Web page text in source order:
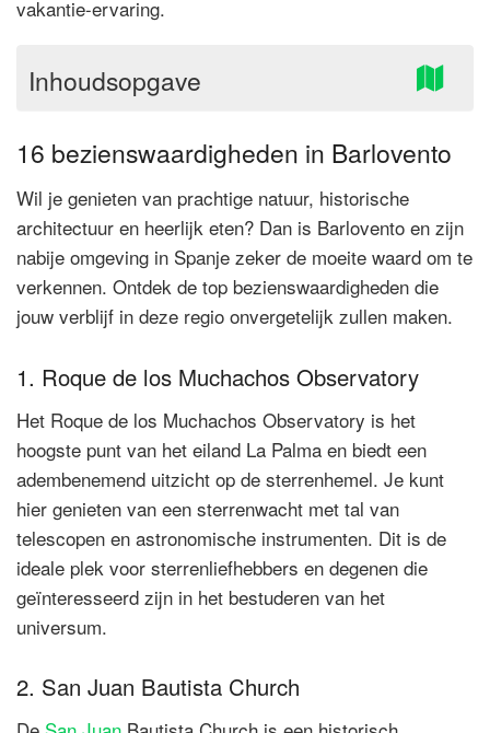
vakantie-ervaring.
Inhoudsopgave
16 bezienswaardigheden in Barlovento
Wil je genieten van prachtige natuur, historische
architectuur en heerlijk eten? Dan is Barlovento en zijn
nabije omgeving in Spanje zeker de moeite waard om te
verkennen. Ontdek de top bezienswaardigheden die
jouw verblijf in deze regio onvergetelijk zullen maken.
1. Roque de los Muchachos Observatory
Het Roque de los Muchachos Observatory is het
hoogste punt van het eiland La Palma en biedt een
adembenemend uitzicht op de sterrenhemel. Je kunt
hier genieten van een sterrenwacht met tal van
telescopen en astronomische instrumenten. Dit is de
ideale plek voor sterrenliefhebbers en degenen die
geïnteresseerd zijn in het bestuderen van het
universum.
2. San Juan Bautista Church